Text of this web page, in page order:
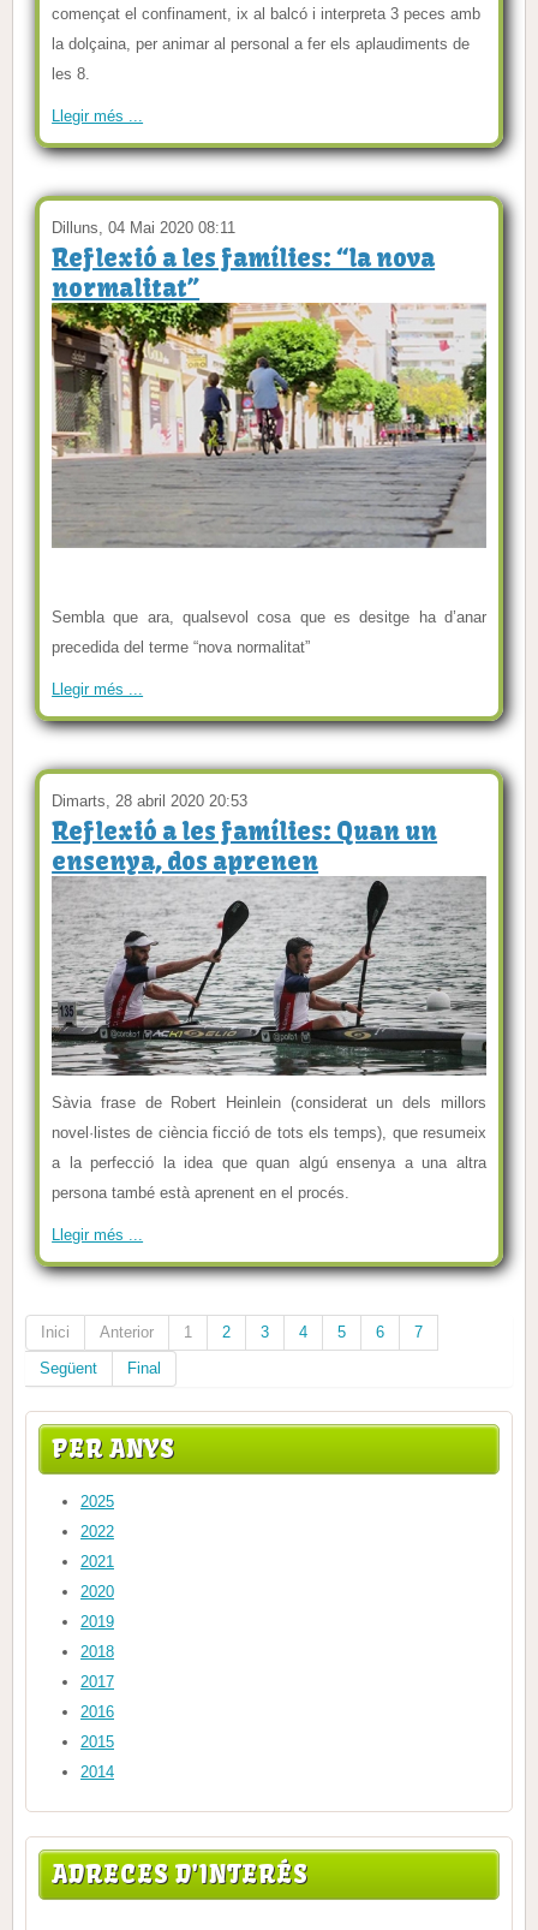
començat el confinament, ix al balcó i interpreta 3 peces amb
la dolçaina, per animar al personal a fer els aplaudiments de
les 8.
Llegir més ...
Dilluns, 04 Mai 2020 08:11
Reflexió a les famílies: “la nova
normalitat”
Sembla que ara, qualsevol cosa que es desitge ha d’anar
precedida del terme “nova normalitat”
Llegir més ...
Dimarts, 28 abril 2020 20:53
Reflexió a les famílies: Quan un
ensenya, dos aprenen
Sàvia frase de Robert Heinlein (considerat un dels millors
novel·listes de ciència ficció de tots els temps), que resumeix
a la perfecció la idea que quan algú ensenya a una altra
persona també està aprenent en el procés.
Llegir més ...
Inici Anterior 1 2 3 4 5 6
7
Següent
Final
PER ANYS
2025
2022
2021
2020
2019
2018
2017
2016
2015
2014
ADRECES D'INTERÉS